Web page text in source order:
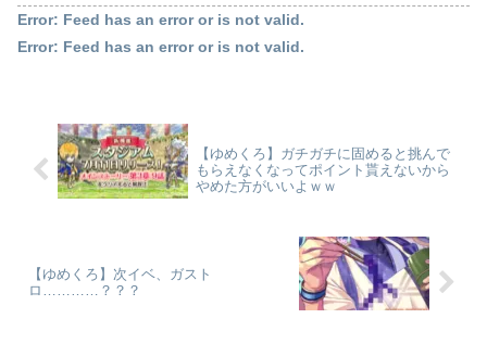
Error: Feed has an error or is not valid.
Error: Feed has an error or is not valid.
【ゆめくろ】ガチガチに固めると挑んで
もらえなくなってポイント貰えないから
やめた方がいいよｗｗ
【ゆめくろ】次イベ、ガスト
ロ…………？？？